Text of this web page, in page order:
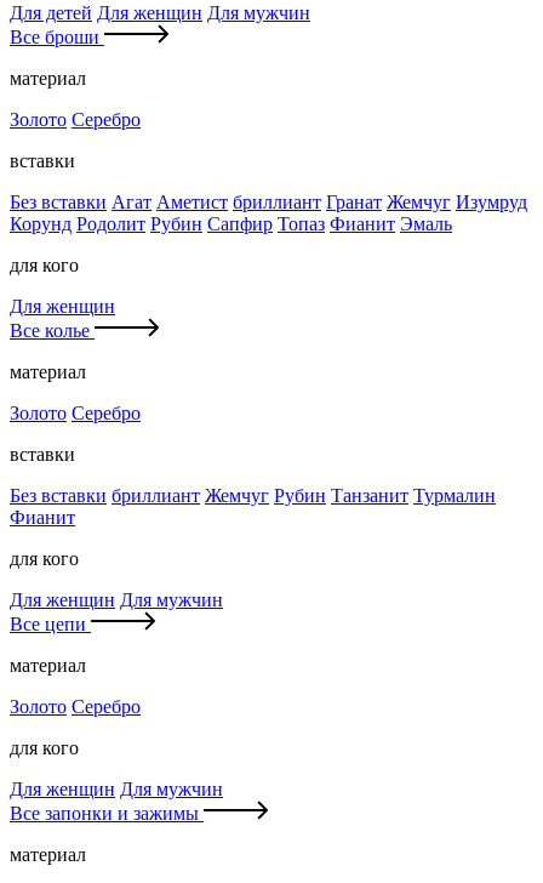
Для детей Для женщин Для мужчин
Все броши
материал
Золото Серебро
вставки
Без вставки Агат Аметист бриллиант Гранат Жемчуг Изумруд
Корунд Родолит Рубин Сапфир Топаз Фианит Эмаль
для кого
Для женщин
Все колье
материал
Золото Серебро
вставки
Без вставки бриллиант Жемчуг Рубин Танзанит Турмалин
Фианит
для кого
Для женщин Для мужчин
Все цепи
материал
Золото Серебро
для кого
Для женщин Для мужчин
Все запонки и зажимы
материал